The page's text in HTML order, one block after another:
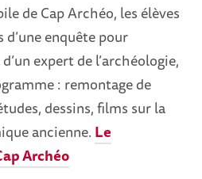
de Cap Archéo, les élèves
enquête pour
expert de l’archéologie,
: remontage de
dessins, films sur la
ancienne. Le
Archéo